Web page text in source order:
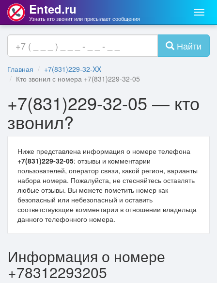
Меню
Ented.ru
Узнать кто звонит или присылает сообщения
Найти
Главная
+7(831)229-32-XX
Кто звонил с номера +7(831)229-32-05
+7(831)229-32-05 — кто
звонил?
Ниже представлена информация о номере телефона
+7(831)229-32-05: отзывы и комментарии
пользователей, оператор связи, какой регион, варианты
набора номера. Пожалуйста, не стесняйтесь оставлять
любые отзывы. Вы можете пометить номер как
безопасный или небезопасный и оставить
соответствующие комментарии в отношении владельца
данного телефонного номера.
Информация о номере
+78312293205